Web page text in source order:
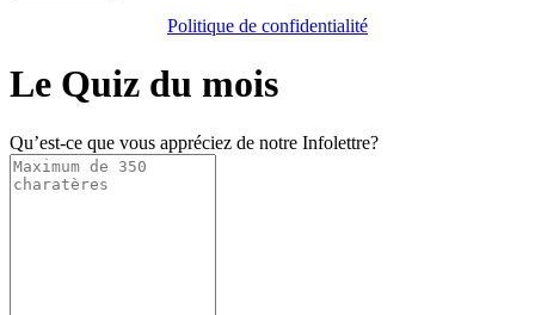
Politique de confidentialité
Le Quiz du mois
Qu’est-ce que vous appréciez de notre Infolettre?